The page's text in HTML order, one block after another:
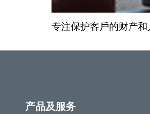
专注保护客戶的财产
产品及服务